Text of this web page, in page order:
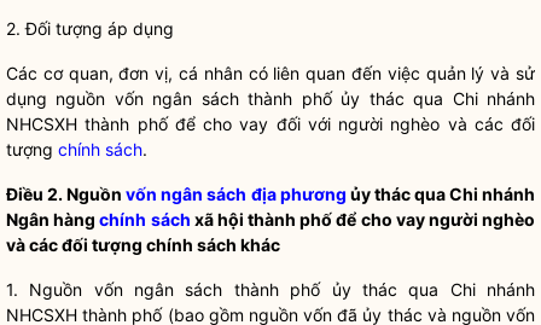
2. Đối tượng áp dụng
Các cơ quan, đơn vị, cá nhân có liên quan đến việc quản lý và sử
dụng nguồn vốn ngân sách thành phố ủy thác qua Chi nhánh
NHCSXH thành phố để cho vay đối với người nghèo và các đối
tượng chính sách.
Điều 2. Nguồnvốn ngân sách địa phương ủy thác qua Chi nhánh
Ngân hàngchính sách xã hội thành phố để cho vay người nghèo
và các đối tượng chính sách khác
1. Nguồn vốn ngân sách thành phố ủy thác qua Chi nhánh
NHCSXH thành phố (bao gồm nguồn vốn đã ủy thác và nguồn vốn